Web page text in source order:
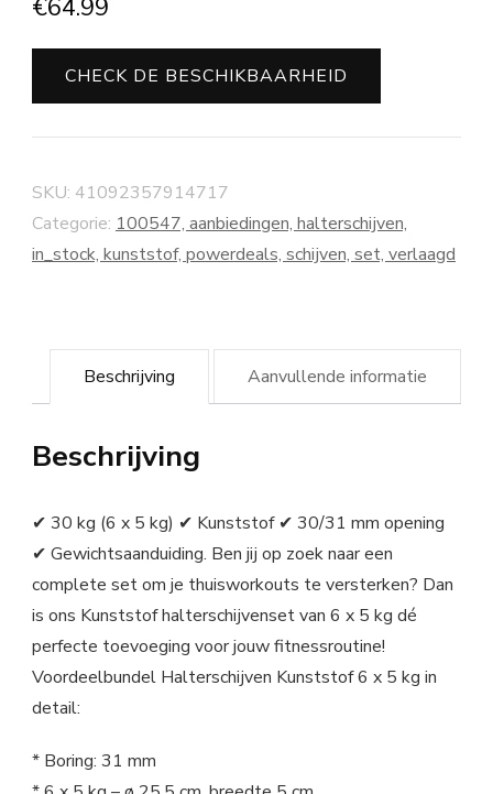
€64.99
CHECK DE BESCHIKBAARHEID
SKU: 41092357914717
Categorie: 100547, aanbiedingen, halterschijven,
in_stock, kunststof, powerdeals, schijven, set, verlaagd
Beschrijving Aanvullende informatie
Beschrijving
✔ 30 kg (6 x 5 kg) ✔ Kunststof ✔ 30/31 mm opening
✔ Gewichtsaanduiding. Ben jij op zoek naar een
complete set om je thuisworkouts te versterken? Dan
is ons Kunststof halterschijvenset van 6 x 5 kg dé
perfecte toevoeging voor jouw fitnessroutine!
Voordeelbundel Halterschijven Kunststof 6 x 5 kg in
detail:
* Boring: 31 mm